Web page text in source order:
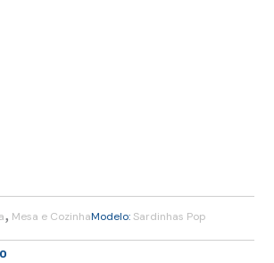
, Mesa e CozinhaModelo: Sardinhas Pop